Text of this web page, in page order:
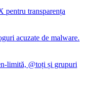
pentru transparența
acuzate de malware.
limită, @toți și grupuri